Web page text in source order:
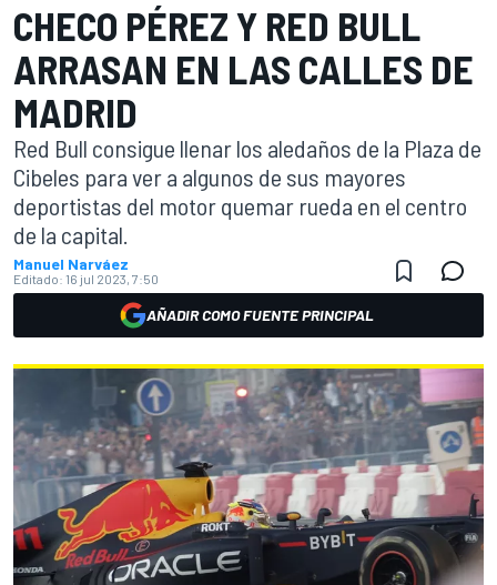
CHECO PÉREZ Y RED BULL
ARRASAN EN LAS CALLES DE
MADRID
Red Bull consigue llenar los aledaños de la Plaza de
Cibeles para ver a algunos de sus mayores
deportistas del motor quemar rueda en el centro
de la capital.
Manuel Narváez
Editado: 16 jul 2023, 7:50
AÑADIR COMO FUENTE PRINCIPAL